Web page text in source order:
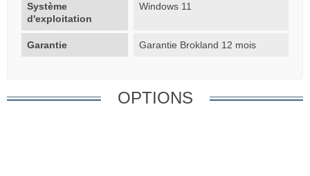
Système
d'exploitation
Windows 11
Garantie Garantie Brokland 12 mois
OPTIONS